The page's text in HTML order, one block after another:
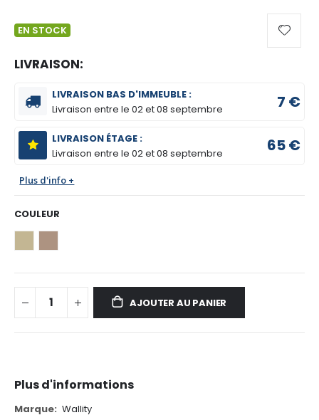
EN STOCK
LIVRAISON:
LIVRAISON BAS D'IMMEUBLE :
Livraison entre le02 et 08 septembre 7 €
LIVRAISON ÉTAGE :
Livraison entre le02 et 08 septembre 65 €
Plus d'info +
COULEUR
AJOUTER AU PANIER
Plus d'informations
Plus
Wallity